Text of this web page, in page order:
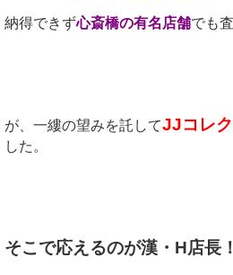
納得できず心斎橋の有名店舗でも
が、一縷の望みを託してJJコレ
した。
そこで応えるのが漢・H店長！